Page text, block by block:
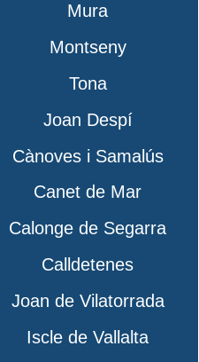
Mura
Montseny
Tona
Joan Despí
Cànoves i Samalús
Canet de Mar
Calonge de Segarra
Calldetenes
Joan de Vilatorrada
Iscle de Vallalta